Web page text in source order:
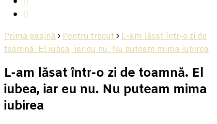
Prima pagină Pentru trecut
L-am lăsat într-o zi de
toamnă. El iubea, iar eu nu. Nu puteam mima iubirea
L-am lăsat într-o zi de toamnă. El
iubea, iar eu nu. Nu puteam mima
iubirea